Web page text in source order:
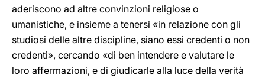
aderiscono ad altre convinzioni religiose o
umanistiche, e insieme a tenersi «in relazione con gli
studiosi delle altre discipline, siano essi credenti o non
credenti», cercando «di ben intendere e valutare le
loro affermazioni, e di giudicarle alla luce della verità